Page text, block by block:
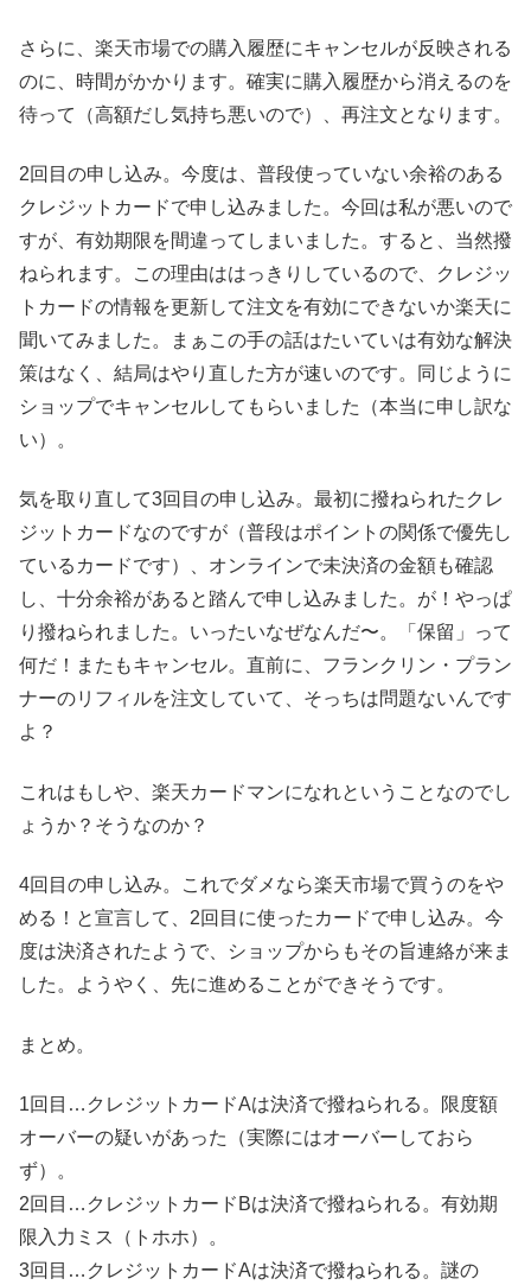
さらに、楽天市場での購入履歴にキャンセルが反映される
のに、時間がかかります。確実に購入履歴から消えるのを
待って（高額だし気持ち悪いので）、再注文となります。
2回目の申し込み。今度は、普段使っていない余裕のある
クレジットカードで申し込みました。今回は私が悪いので
すが、有効期限を間違ってしまいました。すると、当然撥
ねられます。この理由ははっきりしているので、クレジッ
トカードの情報を更新して注文を有効にできないか楽天に
聞いてみました。まぁこの手の話はたいていは有効な解決
策はなく、結局はやり直した方が速いのです。同じように
ショップでキャンセルしてもらいました（本当に申し訳な
い）。
気を取り直して3回目の申し込み。最初に撥ねられたクレ
ジットカードなのですが（普段はポイントの関係で優先し
ているカードです）、オンラインで未決済の金額も確認
し、十分余裕があると踏んで申し込みました。が！やっぱ
り撥ねられました。いったいなぜなんだ〜。「保留」って
何だ！またもキャンセル。直前に、フランクリン・プラン
ナーのリフィルを注文していて、そっちは問題ないんです
よ？
これはもしや、楽天カードマンになれということなのでし
ょうか？そうなのか？
4回目の申し込み。これでダメなら楽天市場で買うのをや
める！と宣言して、2回目に使ったカードで申し込み。今
度は決済されたようで、ショップからもその旨連絡が来ま
した。ようやく、先に進めることができそうです。
まとめ。
1回目…クレジットカードAは決済で撥ねられる。限度額
オーバーの疑いがあった（実際にはオーバーしておら
ず）。
2回目…クレジットカードBは決済で撥ねられる。有効期
限入力ミス（トホホ）。
3回目…クレジットカードAは決済で撥ねられる。謎の